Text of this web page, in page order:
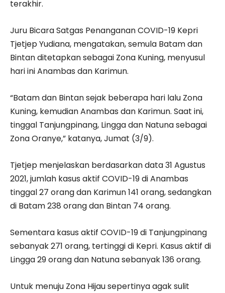
terakhir.
Juru Bicara Satgas Penanganan COVID-19 Kepri
Tjetjep Yudiana, mengatakan, semula Batam dan
Bintan ditetapkan sebagai Zona Kuning, menyusul
hari ini Anambas dan Karimun.
“Batam dan Bintan sejak beberapa hari lalu Zona
Kuning, kemudian Anambas dan Karimun. Saat ini,
tinggal Tanjungpinang, Lingga dan Natuna sebagai
Zona Oranye,” katanya, Jumat (3/9).
Tjetjep menjelaskan berdasarkan data 31 Agustus
2021, jumlah kasus aktif COVID-19 di Anambas
tinggal 27 orang dan Karimun 141 orang, sedangkan
di Batam 238 orang dan Bintan 74 orang.
Sementara kasus aktif COVID-19 di Tanjungpinang
sebanyak 271 orang, tertinggi di Kepri. Kasus aktif di
Lingga 29 orang dan Natuna sebanyak 136 orang.
Untuk menuju Zona Hijau sepertinya agak sulit